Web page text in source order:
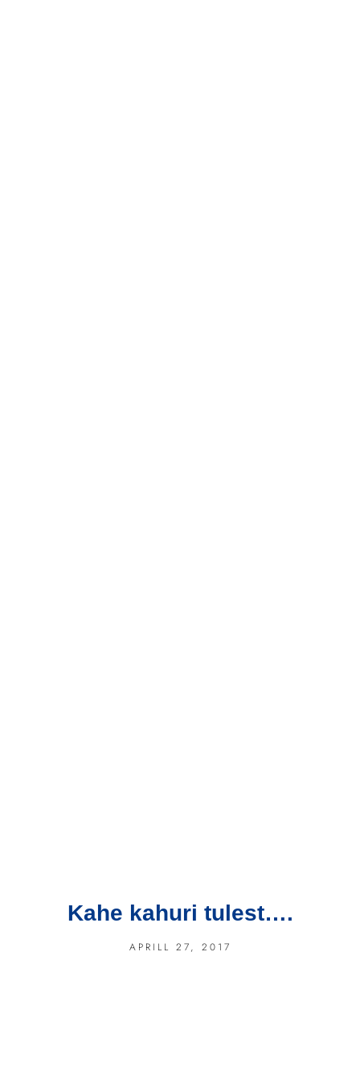
Kahe kahuri tulest….
APRILL 27, 2017